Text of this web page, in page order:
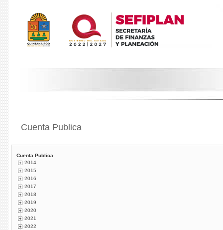
Cuenta Publica
Cuenta Publica
2014
2015
2016
2017
2018
2019
2020
2021
2022